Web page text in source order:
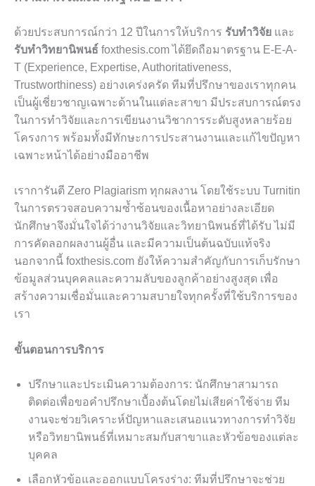
ด้วยประสบการณ์กว่า 12 ปีในการให้บริการ รับทำวิจัย และ
รับทำวิทยานิพนธ์ foxthesis.com ได้ยึดถือมาตรฐาน E-E-A-
T (Experience, Expertise, Authoritativeness,
Trustworthiness) อย่างเคร่งครัด ทีมที่ปรึกษาของเราทุกคน
เป็นผู้เชี่ยวชาญเฉพาะด้านในแต่ละสาขา มีประสบการณ์ตรง
ในการทำวิจัยและการเขียนงานวิชาการระดับสูงหลายร้อย
โครงการ พร้อมทั้งมีทักษะการประสานงานและแก้ไขปัญหา
เฉพาะหน้าได้อย่างมืออาชีพ
เราการันตี Zero Plagiarism ทุกผลงาน โดยใช้ระบบ Turnitin
ในการตรวจสอบความซ้ำซ้อนของเนื้อหาอย่างละเอียด
นักศึกษาจึงมั่นใจได้ว่างานวิจัยและวิทยานิพนธ์ที่ได้รับ ไม่มี
การคัดลอกผลงานผู้อื่น และมีความเป็นต้นฉบับแท้จริง
นอกจากนี้ foxthesis.com ยังให้ความสำคัญกับการเก็บรักษา
ข้อมูลส่วนบุคคลและความลับของลูกค้าอย่างสูงสุด เพื่อ
สร้างความเชื่อมั่นและความสบายใจทุกครั้งที่ใช้บริการของ
เรา
ขั้นตอนการบริการ
ปรึกษาและประเมินความต้องการ: นักศึกษาสามารถ
ติดต่อเพื่อขอคำปรึกษาเบื้องต้นโดยไม่เสียค่าใช้จ่าย ทีม
งานจะช่วยวิเคราะห์ปัญหาและเสนอแนวทางการทำวิจัย
หรือวิทยานิพนธ์ที่เหมาะสมกับสาขาและหัวข้อของแต่ละ
บุคคล
เลือกหัวข้อและออกแบบโครงร่าง: ทีมที่ปรึกษาจะช่วย